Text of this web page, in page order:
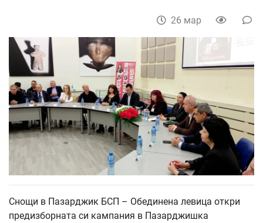
26 мар
Снощи в Пазарджик БСП – Обединена левица откри
предизборната си кампания в Пазарджишка